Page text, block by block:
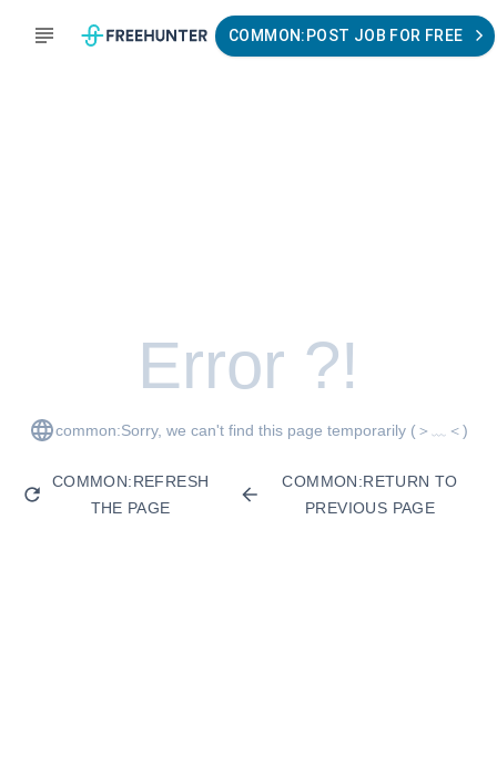
COMMON:POST JOB FOR FREE
Error ?!
common:Sorry, we can't find this page temporarily (＞﹏＜)
COMMON:REFRESH
THE PAGE
COMMON:RETURN TO
PREVIOUS PAGE